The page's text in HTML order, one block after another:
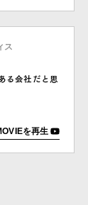
ス
る会社だと思
を再生